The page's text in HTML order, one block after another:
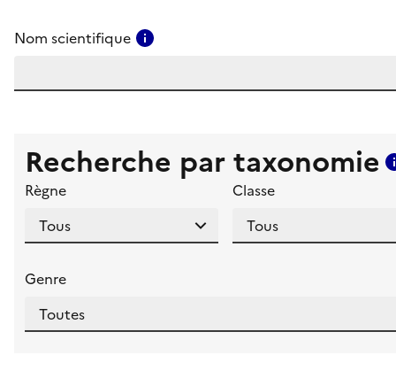
Nom scientifique
Recherche par taxonomie
Règne Classe
Genre